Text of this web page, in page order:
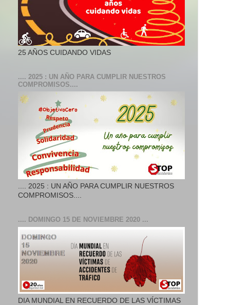
25 AÑOS CUIDANDO VIDAS
.... 2025 : UN AÑO PARA CUMPLIR NUESTROS
COMPROMISOS....
.... 2025 : UN AÑO PARA CUMPLIR NUESTROS
COMPROMISOS....
.... DOMINGO 15 DE NOVIEMBRE 2020 ...
DIA MUNDIAL EN RECUERDO DE LAS VÍCTIMAS